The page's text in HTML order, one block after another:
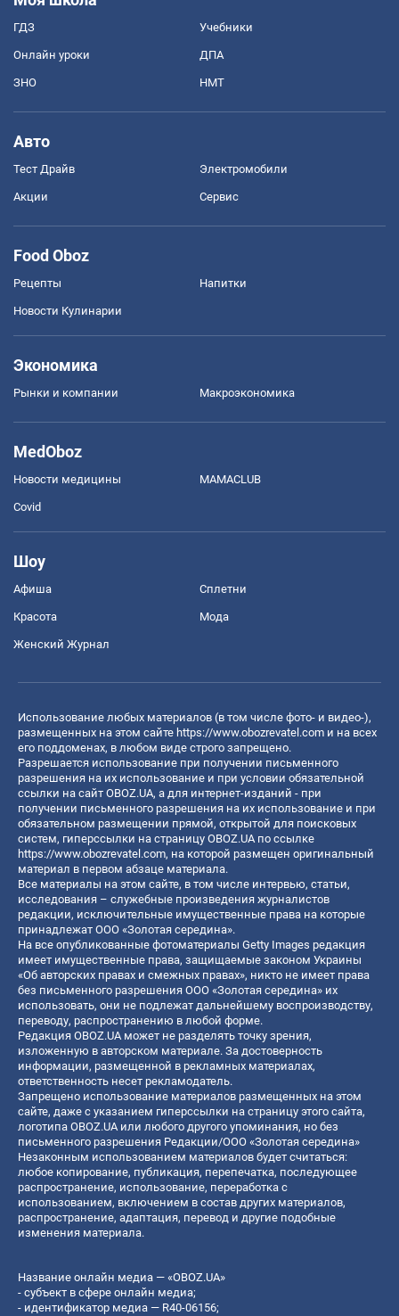
ГДЗ Учебники
Онлайн уроки ДПА
ЗНО НМТ
Авто
Тест Драйв Электромобили
Акции Сервис
Food Oboz
Рецепты Напитки
Новости Кулинарии
Экономика
Рынки и компании Mакроэкономика
MedOboz
Новости медицины MAMACLUB
Covid
Шоу
Афиша Сплетни
Красота Мода
Женский Журнал
Использование любых материалов (в том числе фото- и видео-),
размещенных на этом сайте https://www.obozrevatel.com и на всех
его поддоменах, в любом виде строго запрещено.
Разрешается использование при получении письменного
разрешения на их использование и при условии обязательной
ссылки на сайт OBOZ.UA, а для интернет-изданий - при
получении письменного разрешения на их использование и при
обязательном размещении прямой, открытой для поисковых
систем, гиперссылки на страницу OBOZ.UA по ссылке
https://www.obozrevatel.com, на которой размещен оригинальный
материал в первом абзаце материала.
Все материалы на этом сайте, в том числе интервью, статьи,
исследования – служебные произведения журналистов
редакции, исключительные имущественные права на которые
принадлежат ООО «Золотая середина».
На все опубликованные фотоматериалы Getty Images редакция
имеет имущественные права, защищаемые законом Украины
«Об авторских правах и смежных правах», никто не имеет права
без письменного разрешения ООО «Золотая середина» их
использовать, они не подлежат дальнейшему воспроизводству,
переводу, распространению в любой форме.
Редакция OBOZ.UA может не разделять точку зрения,
изложенную в авторском материале. За достоверность
информации, размещенной в рекламных материалах,
ответственность несет рекламодатель.
Запрещено использование материалов размещенных на этом
сайте, даже с указанием гиперссылки на страницу этого сайта,
логотипа OBOZ.UA или любого другого упоминания, но без
письменного разрешения Редакции/ООО «Золотая середина»
Незаконным использованием материалов будет считаться:
любое копирование, публикация, перепечатка, последующее
распространение, использование, переработка с
использованием, включением в состав других материалов,
распространение, адаптация, перевод и другие подобные
изменения материала.
Название онлайн медиа — «OBOZ.UA»
- субъект в сфере онлайн медиа;
- идентификатор медиа — R40-06156;